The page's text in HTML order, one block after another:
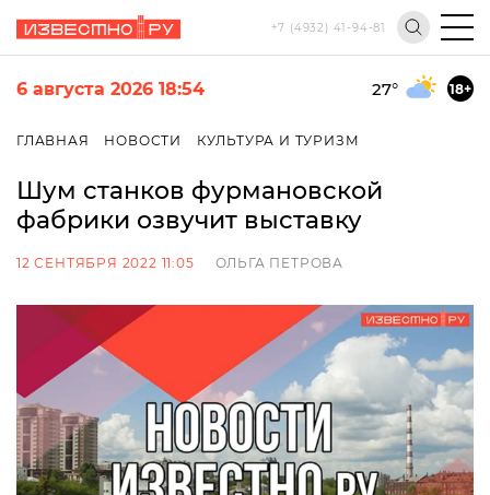
+7 (4932) 41-94-81
6 августа 2026 18:54 27° 18+
ГЛАВНАЯ НОВОСТИ КУЛЬТУРА И ТУРИЗМ
Шум станков фурмановской
фабрики озвучит выставку
12 СЕНТЯБРЯ 2022 11:05 ОЛЬГА ПЕТРОВА